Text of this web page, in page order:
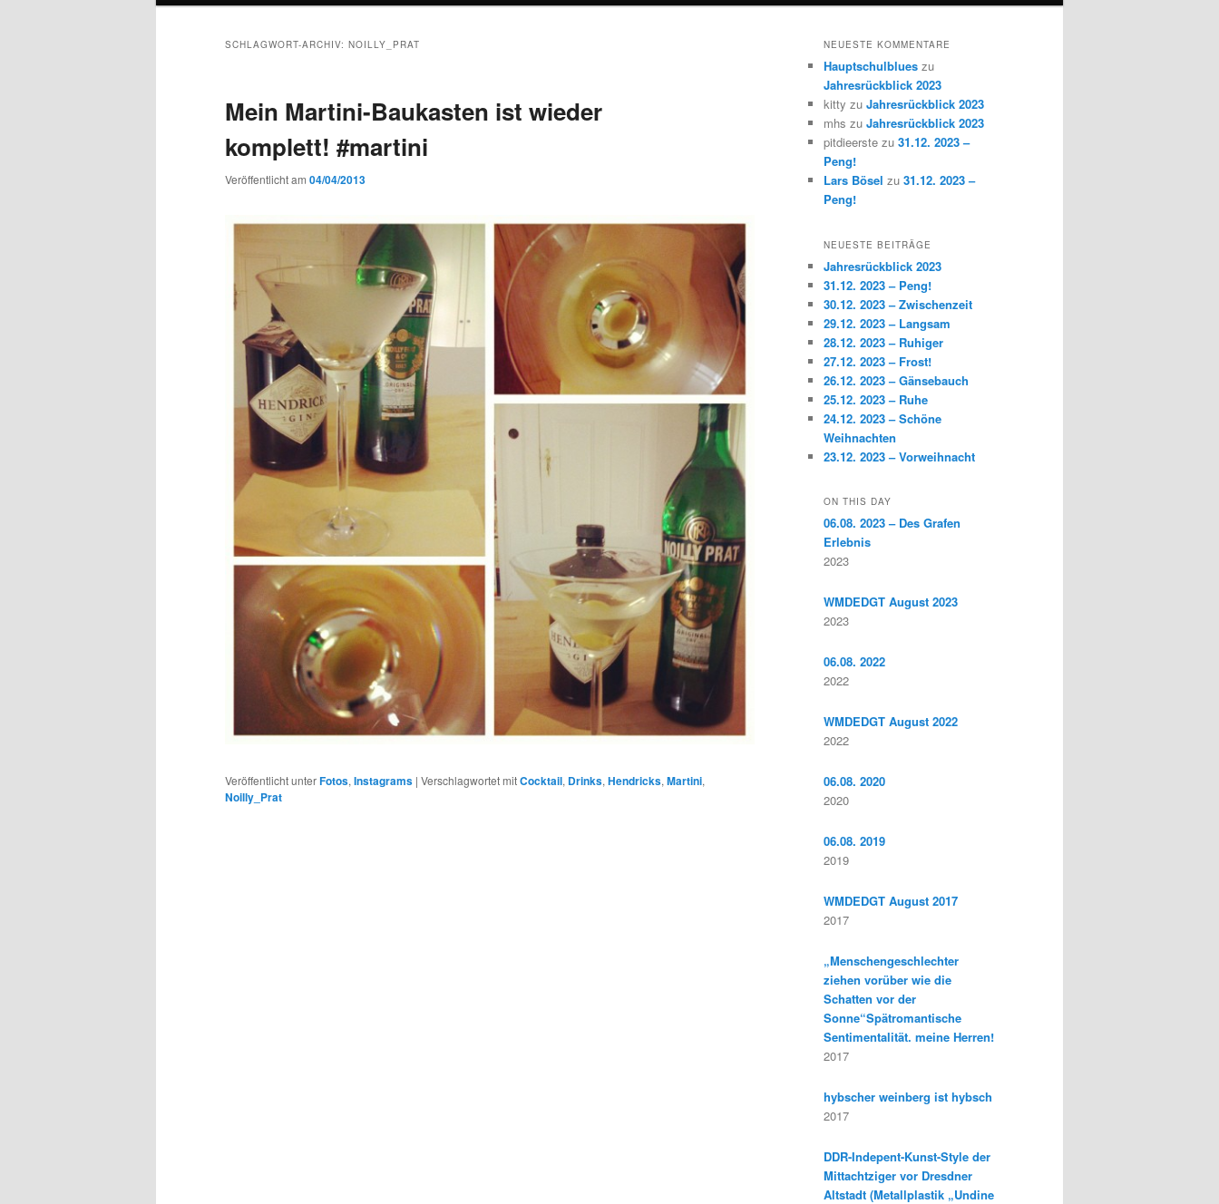
SCHLAGWORT-ARCHIV: NOILLY_PRAT
Mein Martini-Baukasten ist wieder
komplett! #martini
Veröffentlicht am 04/04/2013
Veröffentlicht unterFotos, Instagrams | Verschlagwortet mitCocktail, Drinks, Hendricks, Martini,
Noilly_Prat
NEUESTE KOMMENTARE
Hauptschulblues zu
Jahresrückblick 2023
kitty zu Jahresrückblick 2023
mhs zu Jahresrückblick 2023
pitdieerste zu 31.12. 2023 –
Peng!
Lars Bösel zu 31.12. 2023 –
Peng!
NEUESTE BEITRÄGE
Jahresrückblick 2023
31.12. 2023 – Peng!
30.12. 2023 – Zwischenzeit
29.12. 2023 – Langsam
28.12. 2023 – Ruhiger
27.12. 2023 – Frost!
26.12. 2023 – Gänsebauch
25.12. 2023 – Ruhe
24.12. 2023 – Schöne
Weihnachten
23.12. 2023 – Vorweihnacht
ON THIS DAY
06.08. 2023 – Des Grafen
Erlebnis
2023
WMDEDGT August 2023
2023
06.08. 2022
2022
WMDEDGT August 2022
2022
06.08. 2020
2020
06.08. 2019
2019
WMDEDGT August 2017
2017
„Menschengeschlechter
ziehen vorüber wie die
Schatten vor der
Sonne“Spätromantische
Sentimentalität. meine Herren!
2017
hybscher weinberg ist hybsch
2017
DDR-Indepent-Kunst-Style der
Mittachtziger vor Dresdner
Altstadt (Metallplastik „Undine